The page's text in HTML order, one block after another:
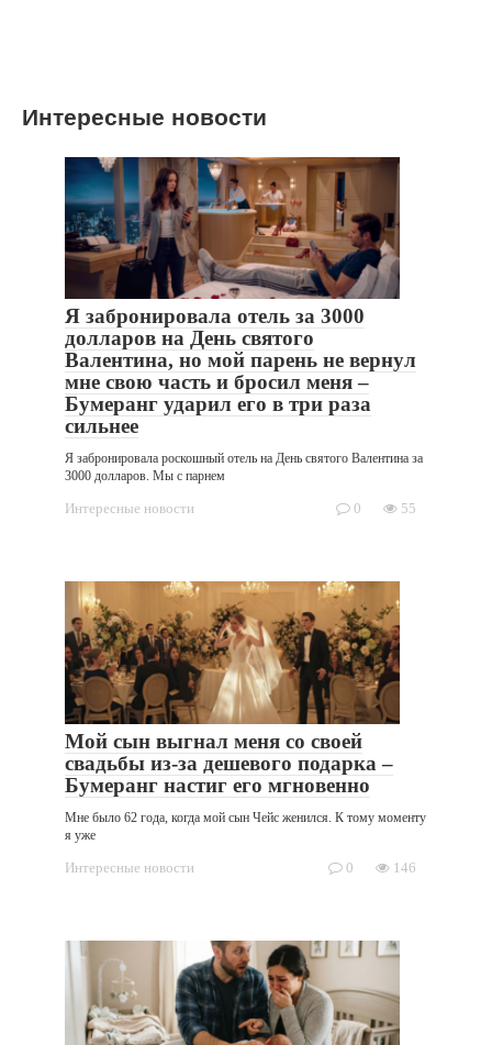
Интересные новости
Я забронировала отель за 3000
долларов на День святого
Валентина, но мой парень не вернул
мне свою часть и бросил меня –
Бумеранг ударил его в три раза
сильнее
Я забронировала роскошный отель на День святого Валентина за
3000 долларов. Мы с парнем
Интересные новости 0 55
Мой сын выгнал меня со своей
свадьбы из-за дешевого подарка –
Бумеранг настиг его мгновенно
Мне было 62 года, когда мой сын Чейс женился. К тому моменту
я уже
Интересные новости 0 146